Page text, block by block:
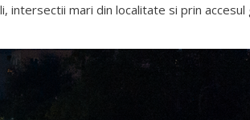
mari din localitate si prin accesul